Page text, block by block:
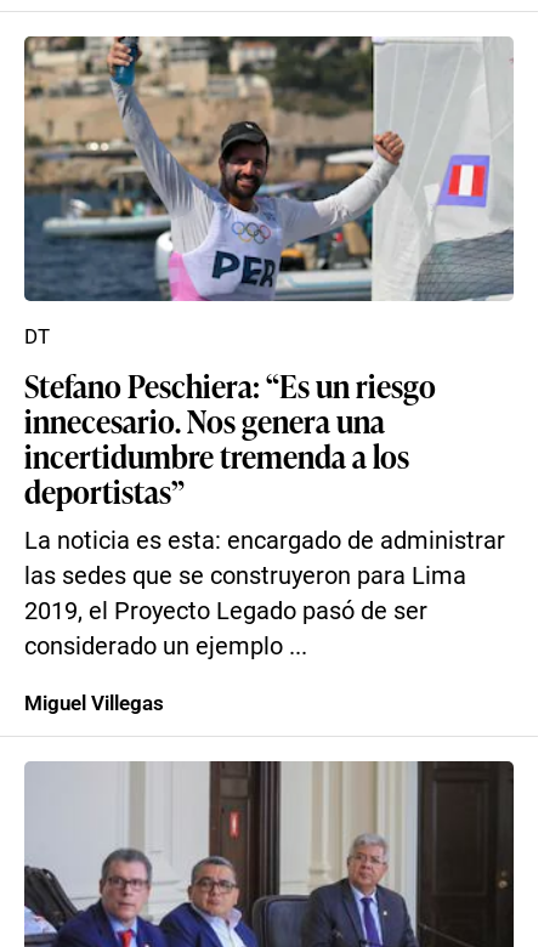
Stefano Peschiera: “Es un riesgo
innecesario. Nos genera una
incertidumbre tremenda a los
deportistas”
La noticia es esta: encargado de administrar
las sedes que se construyeron para Lima
2019, el Proyecto Legado pasó de ser
considerado un ejemplo ...
DT
Miguel Villegas